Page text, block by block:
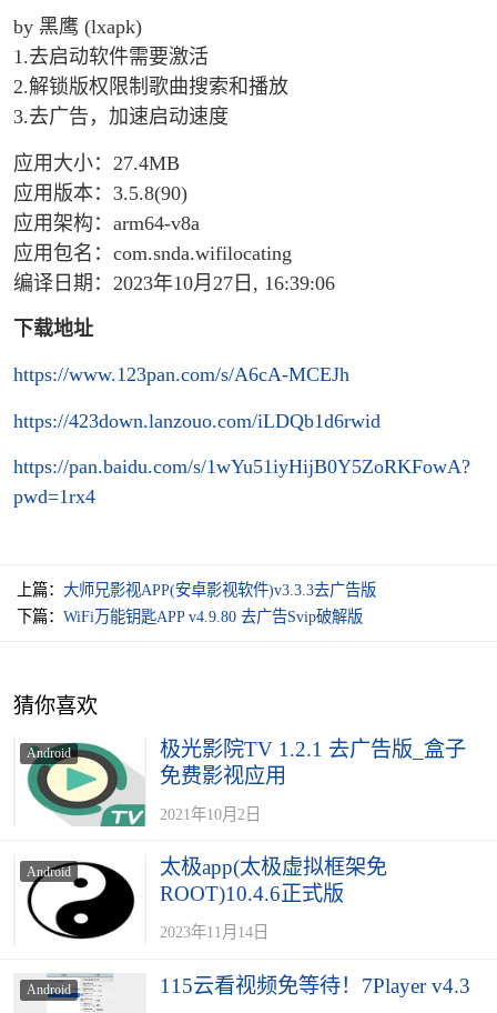
by 黑鹰 (lxapk)
1.去启动软件需要激活
2.解锁版权限制歌曲搜索和播放
3.去广告，加速启动速度
应用大小：27.4MB
应用版本：3.5.8(90)
应用架构：arm64-v8a
应用包名：com.snda.wifilocating
编译日期：2023年10月27日, 16:39:06
下载地址
https://www.123pan.com/s/A6cA-MCEJh
https://423down.lanzouo.com/iLDQb1d6rwid
https://pan.baidu.com/s/1wYu51iyHijB0Y5ZoRKFowA?
pwd=1rx4
上篇： 大师兄影视APP(安卓影视软件)v3.3.3去广告版
下篇： WiFi万能钥匙APP v4.9.80 去广告Svip破解版
猜你喜欢
Android
极光影院TV 1.2.1 去广告版_盒子
免费影视应用
2021年10月2日
Android
太极app(太极虚拟框架免
ROOT)10.4.6正式版
2023年11月14日
Android 115云看视频免等待！7Player v4.3